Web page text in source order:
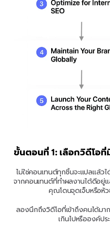
ขั้นตอนที่ 1: เลือกวิดีโอ
ไม่ใช่คอนเทนต์ทุกชิ้นจะแปลแล้ว
จากคอนเทนต์ที่ทำผลงานได้ดีอยู่
คุณโดนจุดเจ็บหรือหั
ลองนึกถึงวิดีโอที่เข้าถึงคนได้ม
เกินไปหรือองค์ป